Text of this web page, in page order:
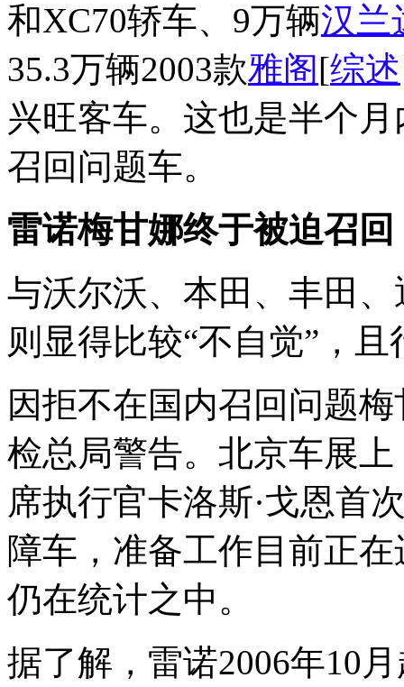
和XC70轿车、9万辆汉兰
35.3万辆2003款雅阁[综述
兴旺客车。这也是半个
召回问题车。
雷诺梅甘娜终于被迫召回
与沃尔沃、本田、丰田
则显得比较“不自觉”，
因拒不在国内召回问题
检总局警告。北京车展上
席执行官卡洛斯·戈恩首
障车，准备工作目前正
仍在统计之中。
据了解，雷诺2006年10